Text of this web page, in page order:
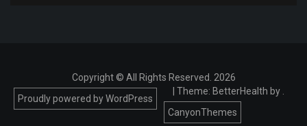
Copyright © All Rights Reserved. 2026
Proudly powered by WordPress
Theme: BetterHealth by
CanyonThemes